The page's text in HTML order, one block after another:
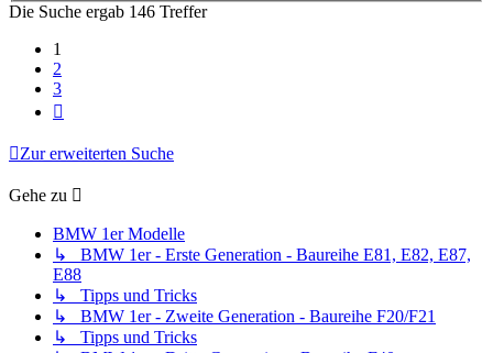
Die Suche ergab 146 Treffer
1
2
3
Zur erweiterten Suche
Gehe zu
BMW 1er Modelle
↳ BMW 1er - Erste Generation - Baureihe E81, E82, E87,
E88
↳ Tipps und Tricks
↳ BMW 1er - Zweite Generation - Baureihe F20/F21
↳ Tipps und Tricks